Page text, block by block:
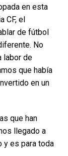
en esta
CF, el
de fútbol
No
labor de
que había
en un
que han
llegado a
y es para toda